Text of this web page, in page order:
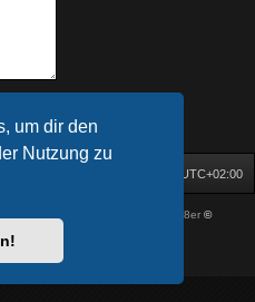
um dir den
Nutzung zu
UTC+02:00
Prosk8er©
durch